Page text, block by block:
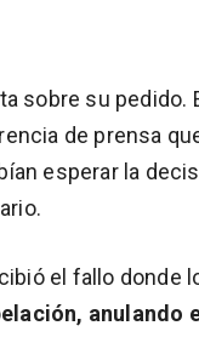
sobre su pedido.
de prensa
esperar la
el fallo donde
anulando